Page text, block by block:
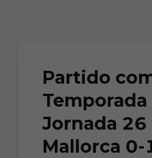
Partido
Jornada 26
Mallorca 0-